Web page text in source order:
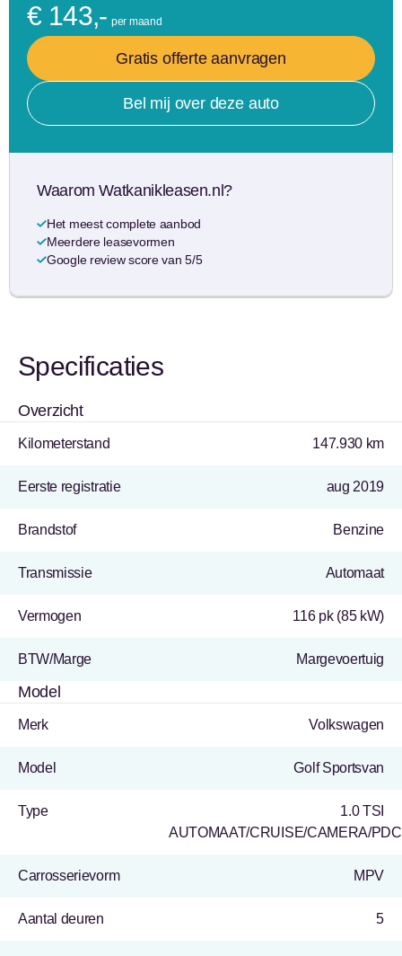
€ 143,- per maand
Gratis offerte aanvragen
Bel mij over deze auto
Waarom Watkanikleasen.nl?
Het meest complete aanbod
Meerdere leasevormen
Google review score van 5/5
Specificaties
Overzicht
Kilometerstand 147.930 km
Eerste registratie aug 2019
Brandstof Benzine
Transmissie Automaat
Vermogen 116 pk (85 kW)
BTW/Marge Margevoertuig
Model
Merk Volkswagen
Model Golf Sportsvan
Type
1.0 TSI
AUTOMAAT/CRUISE/CAMERA/
Carrosserievorm MPV
Aantal deuren 5